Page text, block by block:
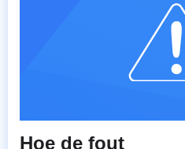
Hoe de fout